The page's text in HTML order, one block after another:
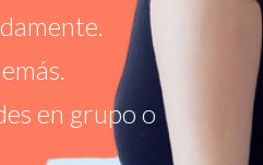
en grupo o